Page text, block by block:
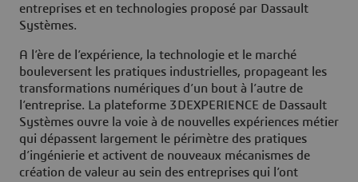
entreprises et en technologies proposé par Dassault
Systèmes.
A l’ère de l’expérience, la technologie et le marché
bouleversent les pratiques industrielles, propageant les
transformations numériques d’un bout à l’autre de
l’entreprise. La plateforme 3DEXPERIENCE de Dassault
Systèmes ouvre la voie à de nouvelles expériences métier
qui dépassent largement le périmètre des pratiques
d’ingénierie et activent de nouveaux mécanismes de
création de valeur au sein des entreprises qui l’ont